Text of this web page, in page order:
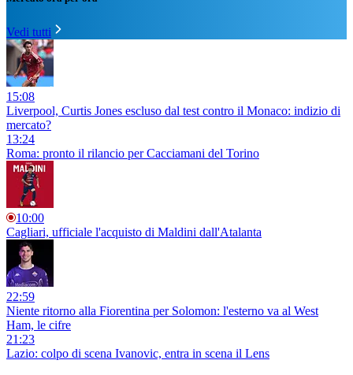
Vedi tutti
15:08
Liverpool, Curtis Jones escluso dal test contro il Monaco: indizio di
mercato?
13:24
Roma: pronto il rilancio per Cacciamani del Torino
10:00
Cagliari, ufficiale l'acquisto di Maldini dall'Atalanta
22:59
Niente ritorno alla Fiorentina per Solomon: l'esterno va al West
Ham, le cifre
21:23
Lazio: colpo di scena Ivanovic, entra in scena il Lens